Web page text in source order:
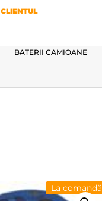
CLIENTUL
BATERII CAMIOANE
La comandă